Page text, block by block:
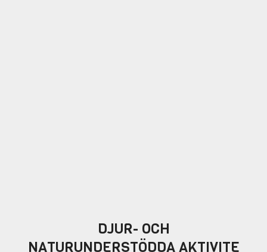
DJUR- OCH
NATURUNDERSTÖDDA AKTIVITE